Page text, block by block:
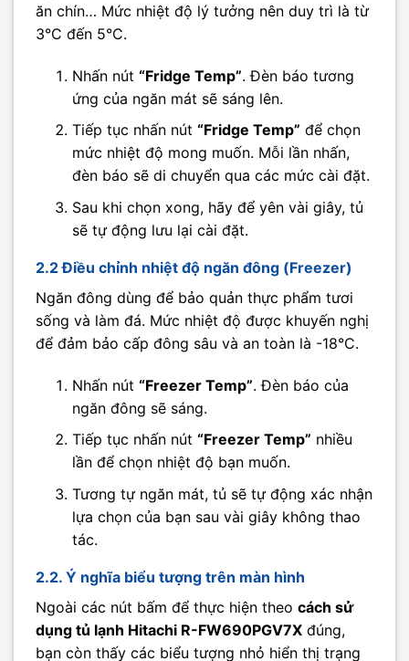
ăn chín… Mức nhiệt độ lý tưởng nên duy trì là từ
3°C đến 5°C.
Nhấn nút “Fridge Temp”. Đèn báo tương
ứng của ngăn mát sẽ sáng lên.
Tiếp tục nhấn nút “Fridge Temp” để chọn
mức nhiệt độ mong muốn. Mỗi lần nhấn,
đèn báo sẽ di chuyển qua các mức cài đặt.
Sau khi chọn xong, hãy để yên vài giây, tủ
sẽ tự động lưu lại cài đặt.
2.2 Điều chỉnh nhiệt độ ngăn đông (Freezer)
Ngăn đông dùng để bảo quản thực phẩm tươi
sống và làm đá. Mức nhiệt độ được khuyến nghị
để đảm bảo cấp đông sâu và an toàn là -18°C.
Nhấn nút “Freezer Temp”. Đèn báo của
ngăn đông sẽ sáng.
Tiếp tục nhấn nút “Freezer Temp” nhiều
lần để chọn nhiệt độ bạn muốn.
Tương tự ngăn mát, tủ sẽ tự động xác nhận
lựa chọn của bạn sau vài giây không thao
tác.
2.2. Ý nghĩa biểu tượng trên màn hình
Ngoài các nút bấm để thực hiện theo cách sử
dụng tủ lạnh Hitachi R-FW690PGV7X đúng,
bạn còn thấy các biểu tượng nhỏ hiển thị trạng